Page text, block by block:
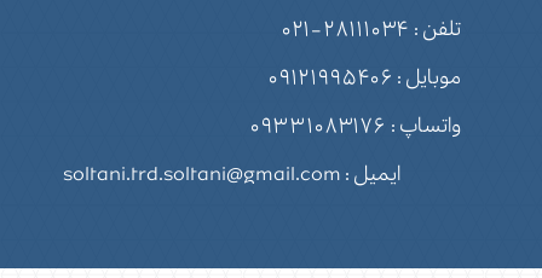
تلفن :۲۸۱۱۱۰۳۴-۰۲۱
موبایل :۰۹۱۲۱۹۹۵۴۰۶
واتساپ :۰۹۳۳۱۰۸۳۱۷۶
ایمیل : soltani.trd.soltani@gmail.com